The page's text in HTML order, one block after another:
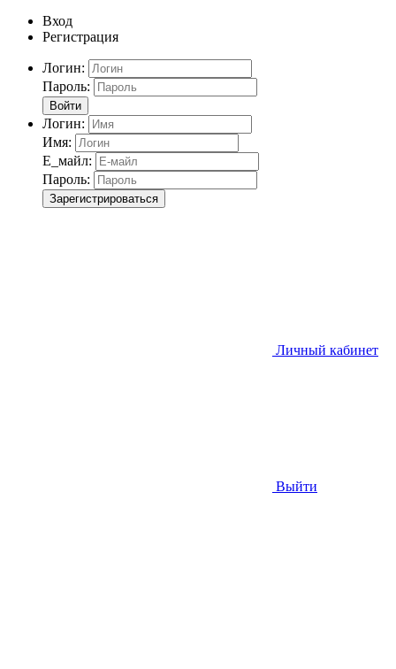
Вход
Регистрация
Логин:
Пароль:
Войти
Логин:
Имя:
Е_майл:
Пароль:
Зарегистрироваться
Личный кабинет
Выйти